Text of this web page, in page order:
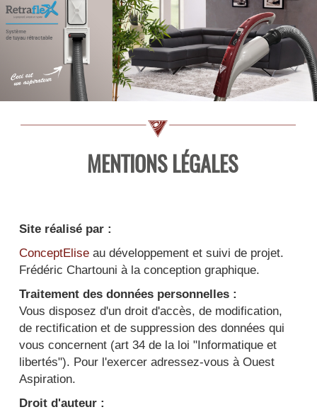
MENTIONS LÉGALES
Site réalisé par :
ConceptEliseau développement et suivi de projet.
Frédéric Chartouni à la conception graphique.
Traitement des données personnelles :
Vous disposez d'un droit d'accès, de modification,
de rectification et de suppression des données qui
vous concernent (art 34 de la loi "Informatique et
libertés"). Pour l'exercer adressez-vous à Ouest
Aspiration.
Droit d'auteur :